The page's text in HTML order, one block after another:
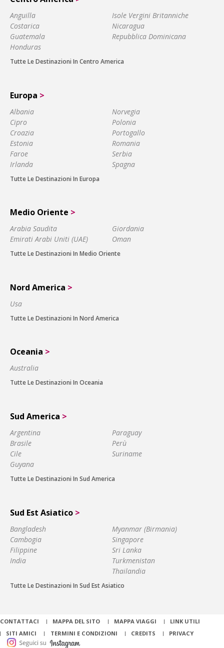
Anguilla
Costarica
Guatemala
Honduras
Isole Vergini Britanniche
Nicaragua
Repubblica Dominicana
Tutte Le Destinazioni In Centro America
Europa >
Albania
Cipro
Croazia
Estonia
Faroe
Irlanda
Norvegia
Polonia
Portogallo
Romania
Serbia
Spagna
Tutte Le Destinazioni In Europa
Medio Oriente >
Arabia Saudita
Emirati Arabi Uniti (UAE)
Giordania
Oman
Tutte Le Destinazioni In Medio Oriente
Nord America >
Usa
Tutte Le Destinazioni In Nord America
Oceania >
Australia
Tutte Le Destinazioni In Oceania
Sud America >
Argentina
Brasile
Cile
Guyana
Paraguay
Perù
Suriname
Tutte Le Destinazioni In Sud America
Sud Est Asiatico >
Bangladesh
Cambogia
Filippine
India
Myanmar (Birmania)
Singapore
Sri Lanka
Turkmenistan
Thailandia
Tutte Le Destinazioni In Sud Est Asiatico
CONTATTACI MAPPA DEL SITO MAPPA VIAGGI
LINK UTILI
SITI AMICI
TERMINI E CONDIZIONI CREDITS PRIVACY